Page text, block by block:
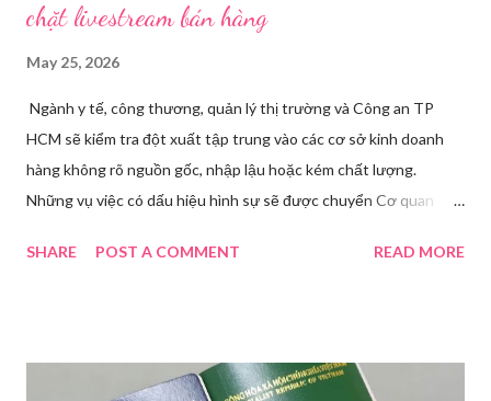
chặt livestream bán hàng
May 25, 2026
Ngành y tế, công thương, quản lý thị trường và Công an TP
HCM sẽ kiểm tra đột xuất tập trung vào các cơ sở kinh doanh
hàng không rõ nguồn gốc, nhập lậu hoặc kém chất lượng.
Những vụ việc có dấu hiệu hình sự sẽ được chuyển Cơ quan
Hoài Nam đã ký ban hành Kế hoạch số 4316/KH-SYT về việc
trạng kinh doanh mỹ phẩm thật - giả lẫn lộn. Để chấn chỉnh, Sở Y
SHARE POST A COMMENT READ MORE